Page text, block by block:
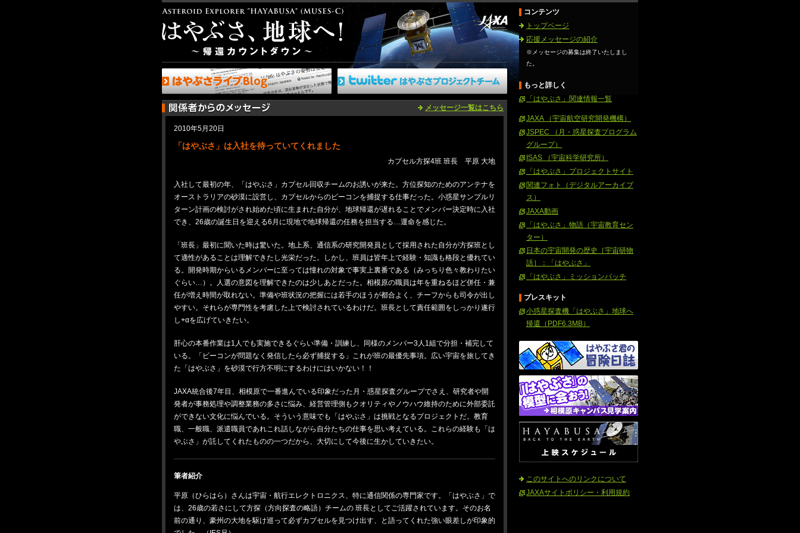
メッセージ一覧はこちら
2010年5月20日
「はやぶさ」は入社を待っていてくれました
カプセル方探4班 班長 平原 大地
入社して最初の年、「はやぶさ」カプセル回収チームのお誘いが来た。方位探知のためのアンテナを
オーストラリアの砂漠に設営し、カプセルからのビーコンを捕捉する仕事だった。小惑星サンプルリ
ターン計画の検討がされ始めた頃に生まれた自分が、地球帰還が遅れることでメンバー決定時に入社
でき、26歳の誕生日を迎える6月に現地で地球帰還の任務を担当する…運命を感じた。
「班長」最初に聞いた時は驚いた。地上系、通信系の研究開発員として採用された自分が方探班とし
て適性があることは理解できたし光栄だった。しかし、班員は皆年上で経験・知識も格段と優れてい
る。開発時期からいるメンバーに至っては憧れの対象で事実上裏番である（みっちり色々教わりたい
ぐらい…）。人選の意図を理解できたのは少しあとだった。相模原の職員は年を重ねるほど併任・兼
任が増え時間が取れない。準備や班状況の把握には若手のほうが都合よく、チーフからも司令が出し
やすい。それらが専門性を考慮した上で検討されているわけだ。班長として責任範囲をしっかり遂行
し+αを広げていきたい。
肝心の本番作業は1人でも実施できるぐらい準備・訓練し、同様のメンバー3人1組で分担・補完して
いる。「ビーコンが問題なく発信したら必ず捕捉する」これが班の最優先事項。広い宇宙を旅してき
た「はやぶさ」を砂漠で行方不明にするわけにはいかない！！
JAXA統合後7年目、相模原で一番進んでいる印象だった月・惑星探査グループでさえ、研究者や開
発者が事務処理や調整業務の多さに悩み、経営管理側もクオリティやノウハウ維持のために外部委託
ができない文化に悩んでいる。そういう意味でも「はやぶさ」は挑戦となるプロジェクトだ。教育
職、一般職、派遣職員であれこれ話しながら自分たちの仕事を思い考えている。これらの経験も「は
やぶさ」が託してくれたものの一つだから、大切にして今後に生かしていきたい。
筆者紹介
平原（ひらはら）さんは宇宙・航行エレクトロニクス、特に通信関係の専門家です。「はやぶさ」で
は、26歳の若さにして方探（方向探査の略語）チームの 班長としてご活躍されています。そのお名
前の通り、豪州の大地を駆け巡って必ずカプセルを見つけ出す、と語ってくれた強い眼差しが印象的
コンテンツ
トップページ
応援メッセージの紹介
※メッセージの募集は終了いたしまし
た。
もっと詳しく
「はやぶさ」関連情報一覧
JAXA （宇宙航空研究開発機構）
JSPEC （月・惑星探査プログラム
グループ）
ISAS （宇宙科学研究所）
「はやぶさ」プロジェクトサイト
関連フォト（デジタルアーカイブ
ス）
JAXA動画
「はやぶさ」物語（宇宙教育セン
ター）
日本の宇宙開発の歴史［宇宙研物
語］：「はやぶさ」
「はやぶさ」ミッションパッチ
プレスキット
小惑星探査機「はやぶさ」地球へ
帰還（PDF6.3MB）
このサイトへのリンクについて
JAXAサイトポリシー・利用規約